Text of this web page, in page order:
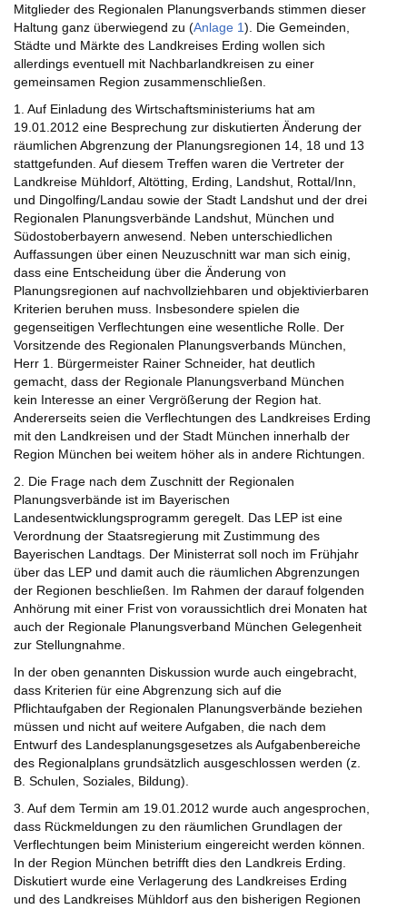
Mitglieder des Regionalen Planungsverbands stimmen dieser
Haltung ganz überwiegend zu (Anlage 1). Die Gemeinden,
Städte und Märkte des Landkreises Erding wollen sich
allerdings eventuell mit Nachbarlandkreisen zu einer
gemeinsamen Region zusammenschließen.
1. Auf Einladung des Wirtschaftsministeriums hat am
19.01.2012 eine Besprechung zur diskutierten Änderung der
räumlichen Abgrenzung der Planungsregionen 14, 18 und 13
stattgefunden. Auf diesem Treffen waren die Vertreter der
Landkreise Mühldorf, Altötting, Erding, Landshut, Rottal/Inn,
und Dingolfing/Landau sowie der Stadt Landshut und der drei
Regionalen Planungsverbände Landshut, München und
Südostoberbayern anwesend. Neben unterschiedlichen
Auffassungen über einen Neuzuschnitt war man sich einig,
dass eine Entscheidung über die Änderung von
Planungsregionen auf nachvollziehbaren und objektivierbaren
Kriterien beruhen muss. Insbesondere spielen die
gegenseitigen Verflechtungen eine wesentliche Rolle. Der
Vorsitzende des Regionalen Planungsverbands München,
Herr 1. Bürgermeister Rainer Schneider, hat deutlich
gemacht, dass der Regionale Planungsverband München
kein Interesse an einer Vergrößerung der Region hat.
Andererseits seien die Verflechtungen des Landkreises Erding
mit den Landkreisen und der Stadt München innerhalb der
Region München bei weitem höher als in andere Richtungen.
2. Die Frage nach dem Zuschnitt der Regionalen
Planungsverbände ist im Bayerischen
Landesentwicklungsprogramm geregelt. Das LEP ist eine
Verordnung der Staatsregierung mit Zustimmung des
Bayerischen Landtags. Der Ministerrat soll noch im Frühjahr
über das LEP und damit auch die räumlichen Abgrenzungen
der Regionen beschließen. Im Rahmen der darauf folgenden
Anhörung mit einer Frist von voraussichtlich drei Monaten hat
auch der Regionale Planungsverband München Gelegenheit
zur Stellungnahme.
In der oben genannten Diskussion wurde auch eingebracht,
dass Kriterien für eine Abgrenzung sich auf die
Pflichtaufgaben der Regionalen Planungsverbände beziehen
müssen und nicht auf weitere Aufgaben, die nach dem
Entwurf des Landesplanungsgesetzes als Aufgabenbereiche
des Regionalplans grundsätzlich ausgeschlossen werden (z.
B. Schulen, Soziales, Bildung).
3. Auf dem Termin am 19.01.2012 wurde auch angesprochen,
dass Rückmeldungen zu den räumlichen Grundlagen der
Verflechtungen beim Ministerium eingereicht werden können.
In der Region München betrifft dies den Landkreis Erding.
Diskutiert wurde eine Verlagerung des Landkreises Erding
und des Landkreises Mühldorf aus den bisherigen Regionen